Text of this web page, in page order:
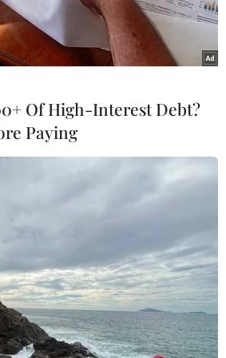
họa. (Nguồn: AFP)
mại-đầu tư nội khối vì một
chủ động thích ứng" là một
được nhiều quan chức,
hoạch định chính sách
Of High-Interest Debt?
Paying